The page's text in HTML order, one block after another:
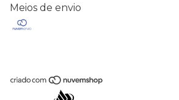
Meios de envio